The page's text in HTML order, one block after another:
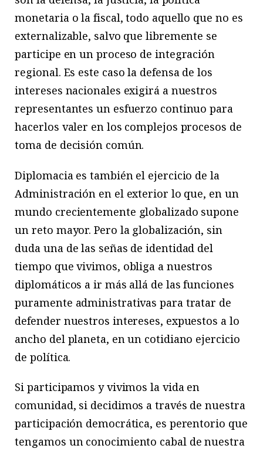
monetaria o la fiscal, todo aquello que no es
externalizable, salvo que libremente se
participe en un proceso de integración
regional. Es este caso la defensa de los
intereses nacionales exigirá a nuestros
representantes un esfuerzo continuo para
hacerlos valer en los complejos procesos de
toma de decisión común.
Diplomacia es también el ejercicio de la
Administración en el exterior lo que, en un
mundo crecientemente globalizado supone
un reto mayor. Pero la globalización, sin
duda una de las señas de identidad del
tiempo que vivimos, obliga a nuestros
diplomáticos a ir más allá de las funciones
puramente administrativas para tratar de
defender nuestros intereses, expuestos a lo
ancho del planeta, en un cotidiano ejercicio
de política.
Si participamos y vivimos la vida en
comunidad, si decidimos a través de nuestra
participación democrática, es perentorio que
tengamos un conocimiento cabal de nuestra